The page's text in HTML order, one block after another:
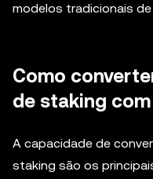
modelos tradicionais
Como
de staking
A capacidade de
staking são os